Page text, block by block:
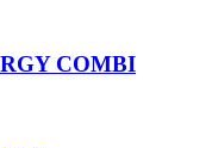
COMBI